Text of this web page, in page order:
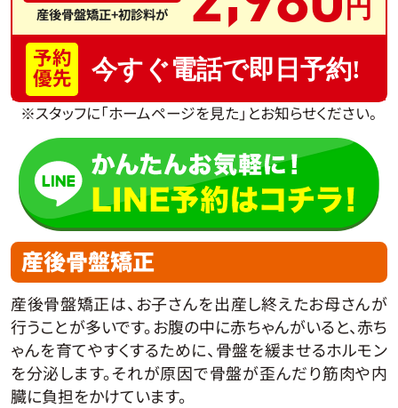
産後骨盤矯正+初診料が
予約
優先 今すぐ電話で即日予約!
※スタッフに「ホームページを見た」とお知らせください。
産後骨盤矯正
産後骨盤矯正は、お子さんを出産し終えたお母さんが
行うことが多いです。お腹の中に赤ちゃんがいると、赤ち
ゃんを育てやすくするために、骨盤を緩ませるホルモン
を分泌します。それが原因で骨盤が歪んだり筋肉や内
臓に負担をかけています。